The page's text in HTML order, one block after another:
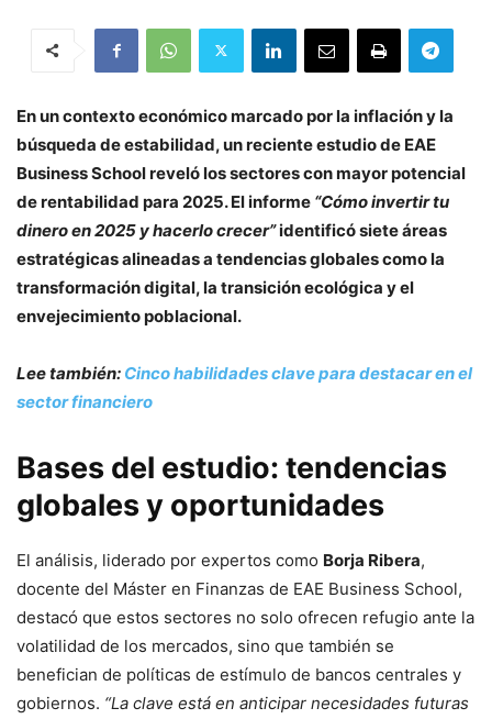
En un contexto económico marcado por la inflación y la
búsqueda de estabilidad, un reciente estudio de EAE
Business School reveló los sectores con mayor potencial
de rentabilidad para 2025. El informe “Cómo invertir tu
dinero en 2025 y hacerlo crecer”identificó siete áreas
estratégicas alineadas a tendencias globales como la
transformación digital, la transición ecológica y el
envejecimiento poblacional.
Lee también: Cinco habilidades clave para destacar en el
sector financiero
Bases del estudio: tendencias
globales y oportunidades
El análisis, liderado por expertos como Borja Ribera,
docente del Máster en Finanzas de EAE Business School,
destacó que estos sectores no solo ofrecen refugio ante la
volatilidad de los mercados, sino que también se
benefician de políticas de estímulo de bancos centrales y
gobiernos. “La clave está en anticipar necesidades futuras